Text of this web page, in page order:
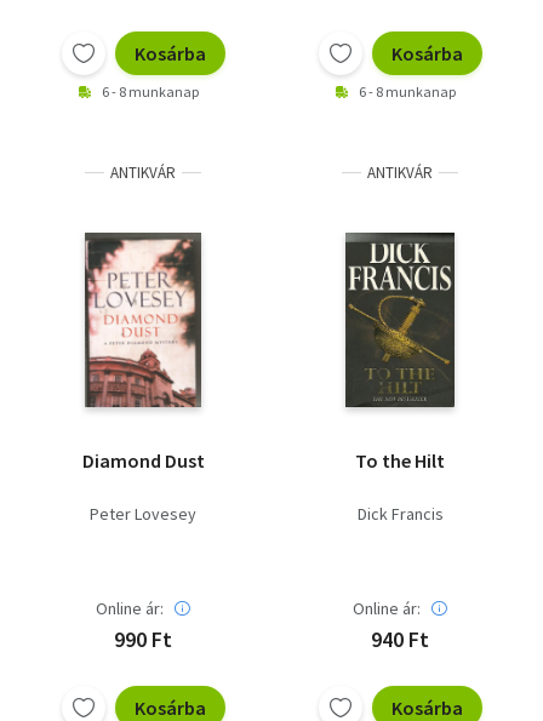
Kosárba
6 - 8 munkanap
Kosárba
6 - 8 munkanap
ANTIKVÁR
Diamond Dust
Peter Lovesey
Online ár:
990 Ft
Kosárba
ANTIKVÁR
To the Hilt
Dick Francis
Online ár:
940 Ft
Kosárba